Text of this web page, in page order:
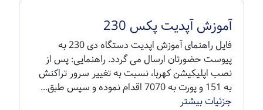
آموزش آپدیت پکس 230
فایل راهنمای آموزش اپدیت دستگاه دی 230 به
پیوست حضورتان ارسال می گردد. راهنمایی: پس از
نصب اپلیکیشن کهربا، نسبت به تغییر سرور تراکنش
به 151 و پورت به 7070 اقدام نموده و سپس طبق...
جزئیات بیشتر